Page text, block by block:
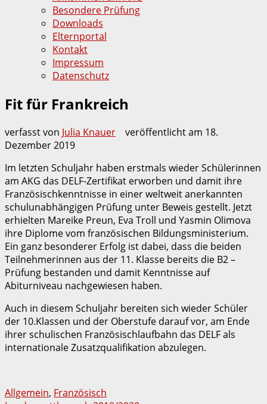
Besondere Prüfung
Downloads
Elternportal
Kontakt
Impressum
Datenschutz
Fit für Frankreich
verfasst von Julia Knauer veröffentlicht am 18.
Dezember 2019
Im letzten Schuljahr haben erstmals wieder Schülerinnen
am AKG das DELF-Zertifikat erworben und damit ihre
Französischkenntnisse in einer weltweit anerkannten
schulunabhängigen Prüfung unter Beweis gestellt. Jetzt
erhielten Mareike Preun, Eva Troll und Yasmin Olimova
ihre Diplome vom französischen Bildungsministerium.
Ein ganz besonderer Erfolg ist dabei, dass die beiden
Teilnehmerinnen aus der 11. Klasse bereits die B2 –
Prüfung bestanden und damit Kenntnisse auf
Abiturniveau nachgewiesen haben.
Auch in diesem Schuljahr bereiten sich wieder Schüler
der 10.Klassen und der Oberstufe darauf vor, am Ende
ihrer schulischen Französischlaufbahn das DELF als
internationale Zusatzqualifikation abzulegen.
Allgemein, Französisch